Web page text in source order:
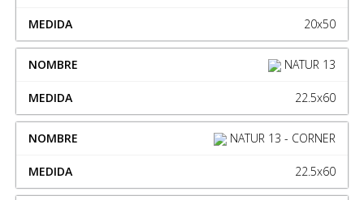
20x50
NATUR 13
22.5x60
NATUR 13 - CORNER
22.5x60